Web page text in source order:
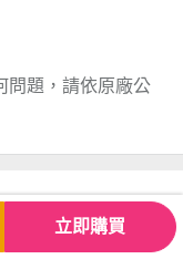
問題，請依原廠公
立即購買